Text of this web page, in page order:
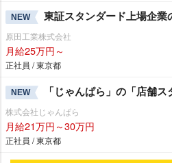
NEW 東証スタンダード上場企
原田工業株式会社
月給25万円～
正社員 / 東京都
NEW 「じゃんぱら」の「店舗ス
株式会社じゃんぱら
月給21万円～30万円
正社員 / 東京都